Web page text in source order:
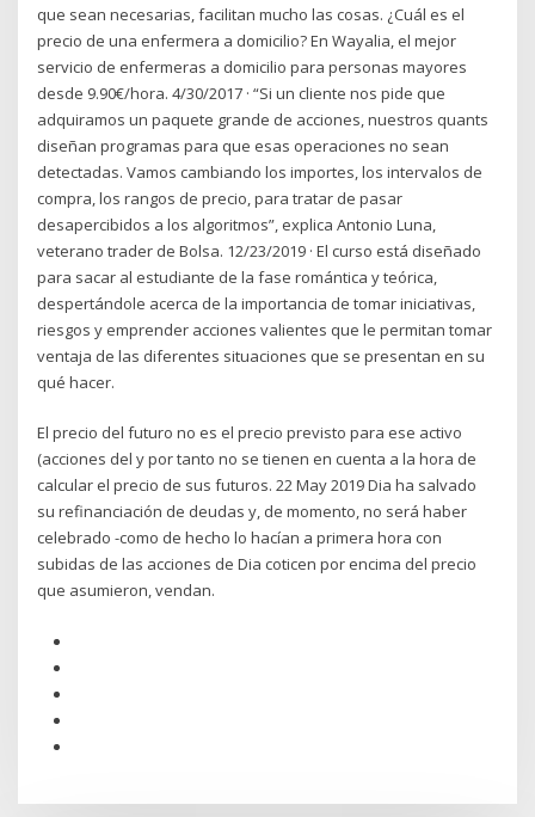
que sean necesarias, facilitan mucho las cosas. ¿Cuál es el
precio de una enfermera a domicilio? En Wayalia, el mejor
servicio de enfermeras a domicilio para personas mayores
desde 9.90€/hora. 4/30/2017 · “Si un cliente nos pide que
adquiramos un paquete grande de acciones, nuestros quants
diseñan programas para que esas operaciones no sean
detectadas. Vamos cambiando los importes, los intervalos de
compra, los rangos de precio, para tratar de pasar
desapercibidos a los algoritmos”, explica Antonio Luna,
veterano trader de Bolsa. 12/23/2019 · El curso está diseñado
para sacar al estudiante de la fase romántica y teórica,
despertándole acerca de la importancia de tomar iniciativas,
riesgos y emprender acciones valientes que le permitan tomar
ventaja de las diferentes situaciones que se presentan en su
qué hacer.
El precio del futuro no es el precio previsto para ese activo
(acciones del y por tanto no se tienen en cuenta a la hora de
calcular el precio de sus futuros. 22 May 2019 Dia ha salvado
su refinanciación de deudas y, de momento, no será haber
celebrado -como de hecho lo hacían a primera hora con
subidas de las acciones de Dia coticen por encima del precio
que asumieron, vendan.